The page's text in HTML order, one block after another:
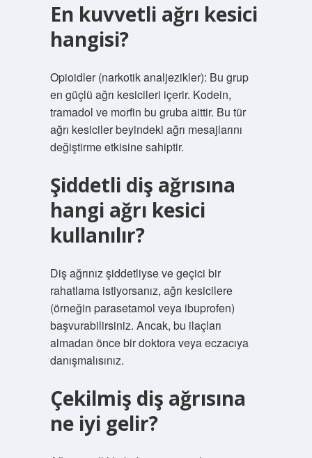
En kuvvetli ağrı kesici
hangisi?
Opioidler (narkotik analjezikler): Bu grup
en güçlü ağrı kesicileri içerir. Kodein,
tramadol ve morfin bu gruba aittir. Bu tür
ağrı kesiciler beyindeki ağrı mesajlarını
değiştirme etkisine sahiptir.
Şiddetli diş ağrısına
hangi ağrı kesici
kullanılır?
Diş ağrınız şiddetliyse ve geçici bir
rahatlama istiyorsanız, ağrı kesicilere
(örneğin parasetamol veya ibuprofen)
başvurabilirsiniz. Ancak, bu ilaçları
almadan önce bir doktora veya eczacıya
danışmalısınız.
Çekilmiş diş ağrısına
ne iyi gelir?